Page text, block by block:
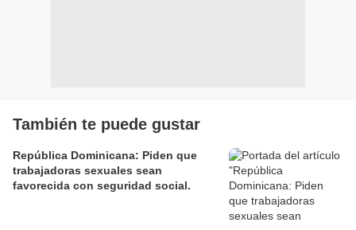
También te puede gustar
República Dominicana: Piden que
trabajadoras sexuales sean
favorecida con seguridad social.